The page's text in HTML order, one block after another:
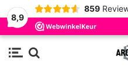
8,9
859